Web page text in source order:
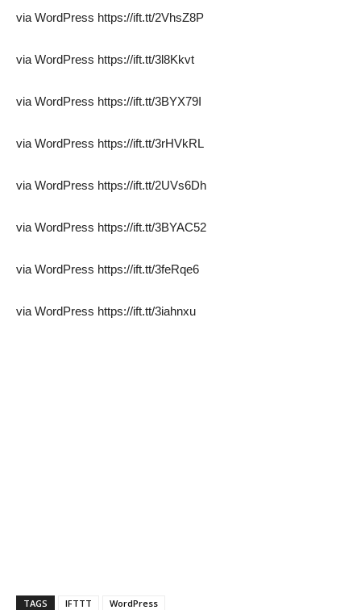
via WordPress https://ift.tt/2VhsZ8P
via WordPress https://ift.tt/3l8Kkvt
via WordPress https://ift.tt/3BYX79I
via WordPress https://ift.tt/3rHVkRL
via WordPress https://ift.tt/2UVs6Dh
via WordPress https://ift.tt/3BYAC52
via WordPress https://ift.tt/3feRqe6
via WordPress https://ift.tt/3iahnxu
TAGS IFTTT WordPress